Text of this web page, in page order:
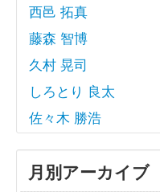
西邑 拓真
藤森 智博
久村 晃司
しろとり 良太
佐々木 勝浩
月別アーカイブ